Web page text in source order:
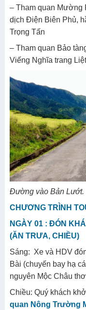
– Tham quan Mường
dịch Điện Biên Phủ,
Trọng Tấn
– Tham quan Bảo
Viếng Nghĩa trang
Đường vào Bản Lướt.
CHƯƠNG TRÌNH
NGÀY 01 : ĐÓN
(ĂN TRƯA, CHIỀU)
Sáng: Xe và HDV
Bài (chuyến bay hạ
nguyên Mộc Châu
Chiều: Quý khách
quan Nông Trường